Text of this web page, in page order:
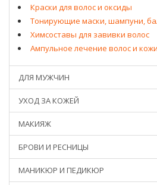
Краски для волос и оксиды
Тонирующие маски, шампуни,
Химсоставы для завивки волос
Ампульное лечение волос и
ДЛЯ МУЖЧИН
УХОД ЗА КОЖЕЙ
МАКИЯЖ
БРОВИ И РЕСНИЦЫ
МАНИКЮР И ПЕДИКЮР